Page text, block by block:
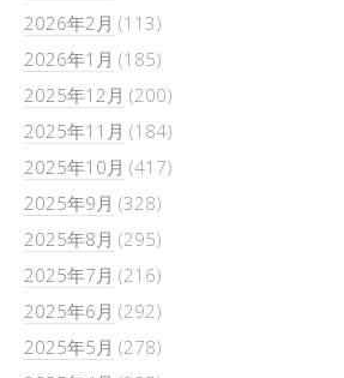
2026年2月 (113)
2026年1月 (185)
2025年12月 (200)
2025年11月 (184)
2025年10月 (417)
2025年9月 (328)
2025年8月 (295)
2025年7月 (216)
2025年6月 (292)
2025年5月 (278)